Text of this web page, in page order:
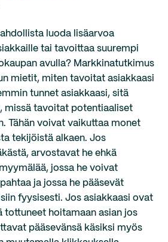
luoda lisäarvoa
tai tavoittaa suurempi
avulla? Markkinatutkimus
mietit, miten tavoitat asiakkaasi
tunnet asiakkaasi, sitä
missä tavoitat potentiaaliset
Tähän voivat vaikuttaa monet
tekijöistä alkaen. Jos
arvostavat he ehkä
jossa he voivat
ja jossa he pääsevät
fyysisesti. Jos asiakkaasi ovat
tottuneet hoitamaan asian jos
pääsevänsä käsiksi myös